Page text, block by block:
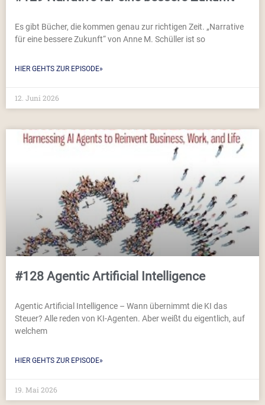
Es gibt Bücher, die kommen genau zur richtigen Zeit. „Narrative
für eine bessere Zukunft“ von Anne M. Schüller ist so
HIER GEHTS ZUR EPISODE»
12. Juni 2026
#128 Agentic Artificial Intelligence
Agentic Artificial Intelligence – Wann übernimmt die KI das
Steuer? Alle reden von KI-Agenten. Aber weißt du eigentlich, auf
welchem
HIER GEHTS ZUR EPISODE»
19. Mai 2026